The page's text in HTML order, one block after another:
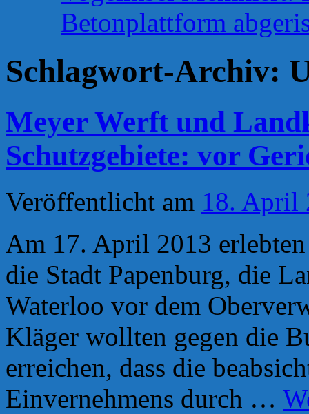
Betonplattform
Schlagwort-Archiv:
Meyer Werft und
Schutzgebiete: vor
Veröffentlicht am 18. April
Am 17. April 2013
die Stadt Papenburg, die
Waterloo vor dem
Kläger wollten gegen die
erreichen, dass die
Einvernehmens durch …